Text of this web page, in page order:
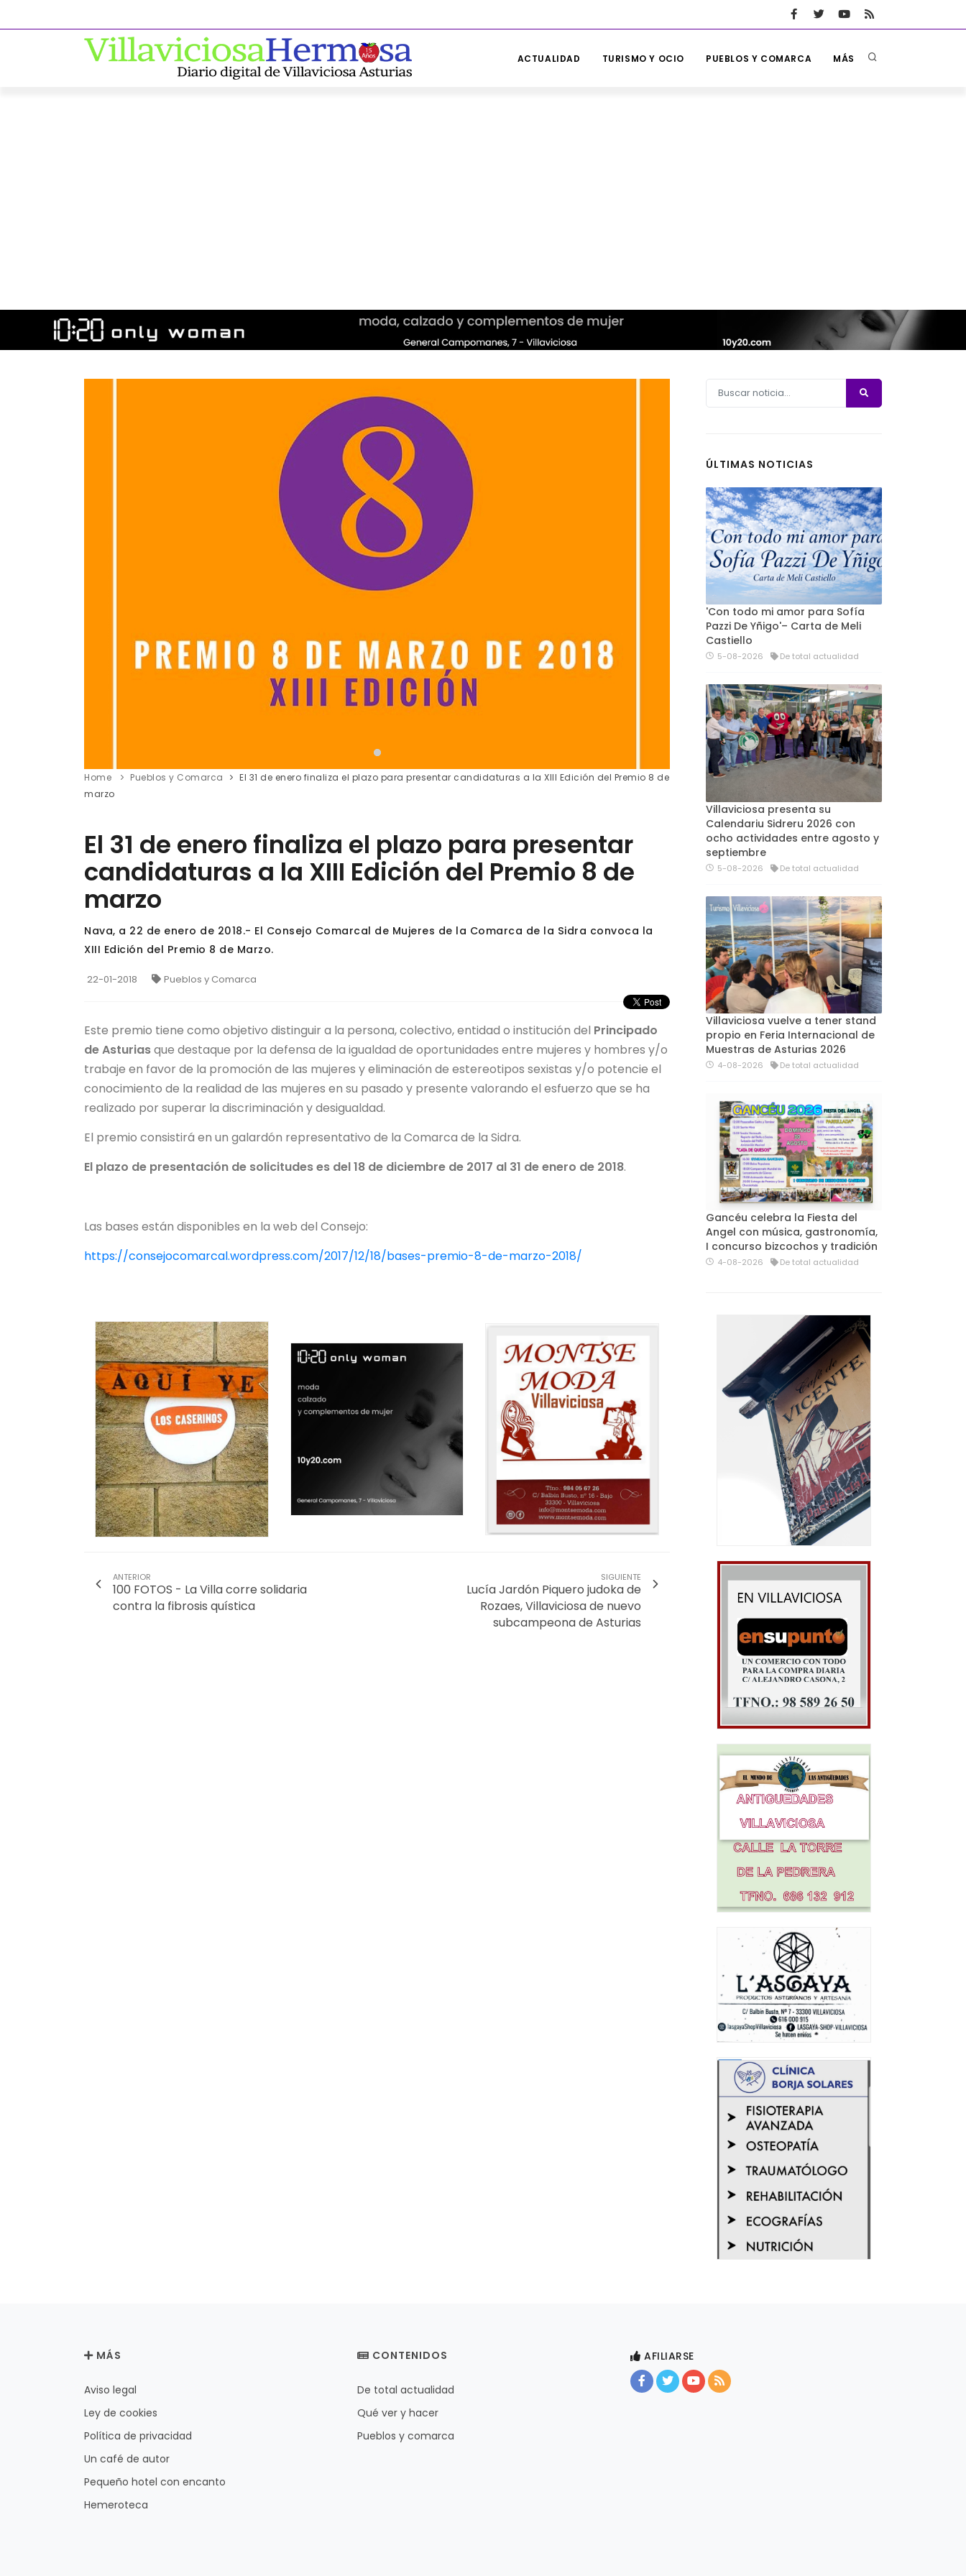
ACTUALIDAD TURISMO Y OCIO PUEBLOS Y COMARCA MÁS
Home Pueblos y Comarca
El 31 de enero finaliza el plazo para presentar candidaturas a la XIII Edición del Premio 8 de
marzo
El 31 de enero finaliza el plazo para presentar
candidaturas a la XIII Edición del Premio 8 de
marzo
Nava, a 22 de enero de 2018.- El Consejo Comarcal de Mujeres de la Comarca de la Sidra convoca la
XIII Edición del Premio 8 de Marzo.
22-01-2018 Pueblos y Comarca
Este premio tiene como objetivo distinguir a la persona, colectivo, entidad o institución del Principado
de Asturiasque destaque por la defensa de la igualdad de oportunidades entre mujeres y hombres y/o
trabaje en favor de la promoción de las mujeres y eliminación de estereotipos sexistas y/o potencie el
conocimiento de la realidad de las mujeres en su pasado y presente valorando el esfuerzo que se ha
realizado por superar la discriminación y desigualdad.
El premio consistirá en un galardón representativo de la Comarca de la Sidra.
El plazo de presentación de solicitudes es del 18 de diciembre de 2017 al 31 de enero de 2018.
Las bases están disponibles en la web del Consejo:
https://consejocomarcal.wordpress.com/2017/12/18/bases-premio-8-de-marzo-2018/
ANTERIOR
100 FOTOS - La Villa corre solidaria
contra la fibrosis quística
SIGUIENTE
Lucía Jardón Piquero judoka de
Rozaes, Villaviciosa de nuevo
subcampeona de Asturias
ÚLTIMAS NOTICIAS
'Con todo mi amor para Sofía
Pazzi De Yñigo'– Carta de Meli
Castiello
5-08-2026 De total actualidad
Villaviciosa presenta su
Calendariu Sidreru 2026 con
ocho actividades entre agosto y
septiembre
5-08-2026 De total actualidad
Villaviciosa vuelve a tener stand
propio en Feria Internacional de
Muestras de Asturias 2026
4-08-2026 De total actualidad
Gancéu celebra la Fiesta del
Angel con música, gastronomía,
I concurso bizcochos y tradición
4-08-2026 De total actualidad
MÁS
Aviso legal
Ley de cookies
Política de privacidad
Un café de autor
Pequeño hotel con encanto
Hemeroteca
CONTENIDOS
De total actualidad
Qué ver y hacer
Pueblos y comarca
AFILIARSE